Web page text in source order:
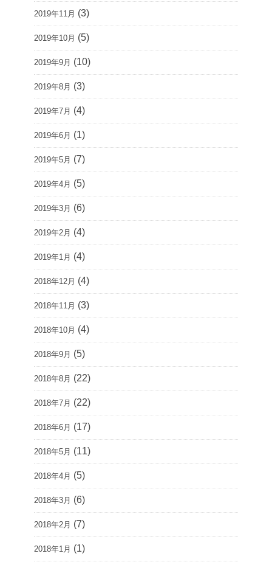
2019年11月 (3)
2019年10月 (5)
2019年9月 (10)
2019年8月 (3)
2019年7月 (4)
2019年6月 (1)
2019年5月 (7)
2019年4月 (5)
2019年3月 (6)
2019年2月 (4)
2019年1月 (4)
2018年12月 (4)
2018年11月 (3)
2018年10月 (4)
2018年9月 (5)
2018年8月 (22)
2018年7月 (22)
2018年6月 (17)
2018年5月 (11)
2018年4月 (5)
2018年3月 (6)
2018年2月 (7)
2018年1月 (1)